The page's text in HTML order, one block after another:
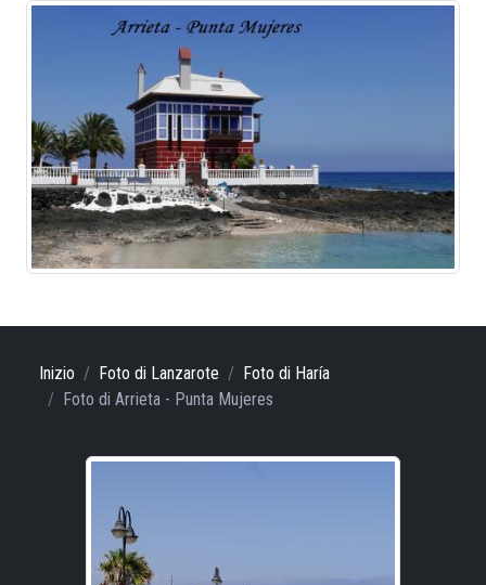
Inizio Foto di Lanzarote
Foto di Haría
Foto di Arrieta - Punta Mujeres